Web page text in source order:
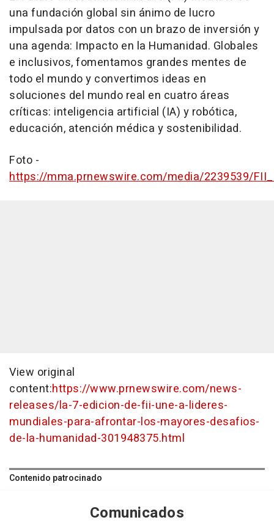
una fundación global sin ánimo de lucro
impulsada por datos con un brazo de inversión y
una agenda: Impacto en la Humanidad. Globales
e inclusivos, fomentamos grandes mentes de
todo el mundo y convertimos ideas en
soluciones del mundo real en cuatro áreas
críticas: inteligencia artificial (IA) y robótica,
educación, atención médica y sostenibilidad.
Foto -
https://mma.prnewswire.com/media/2239539/
View original
content:https://www.prnewswire.com/news-
releases/la-7-edicion-de-fii-une-a-lideres-
mundiales-para-afrontar-los-mayores-desafios-
de-la-humanidad-301948375.html
Contenido patrocinado
Comunicados